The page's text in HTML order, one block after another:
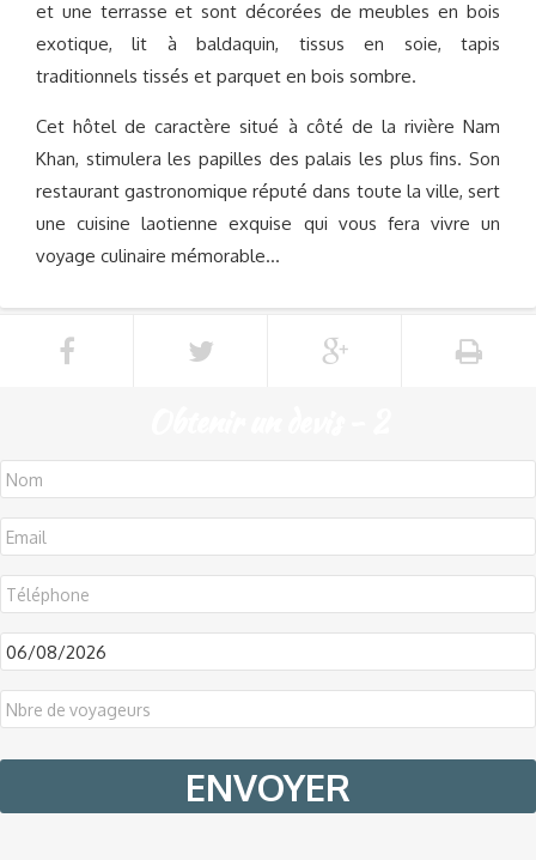
et une terrasse et sont décorées de meubles en bois
exotique, lit à baldaquin, tissus en soie, tapis
traditionnels tissés et parquet en bois sombre.
Cet hôtel de caractère situé à côté de la rivière Nam
Khan, stimulera les papilles des palais les plus fins. Son
restaurant gastronomique réputé dans toute la ville, sert
une cuisine laotienne exquise qui vous fera vivre un
voyage culinaire mémorable…
DD
slash
MM